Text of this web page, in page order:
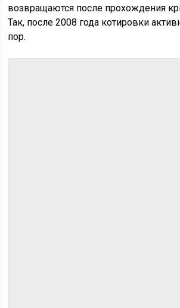
возвращаются после прохождения
Так, после 2008 года котировки
пор.